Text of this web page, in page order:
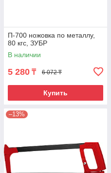
П-700 ножовка по металлу,
80 кгс, ЗУБР
В наличии
5 280 ₸ 6 072 ₸
Купить
–13%